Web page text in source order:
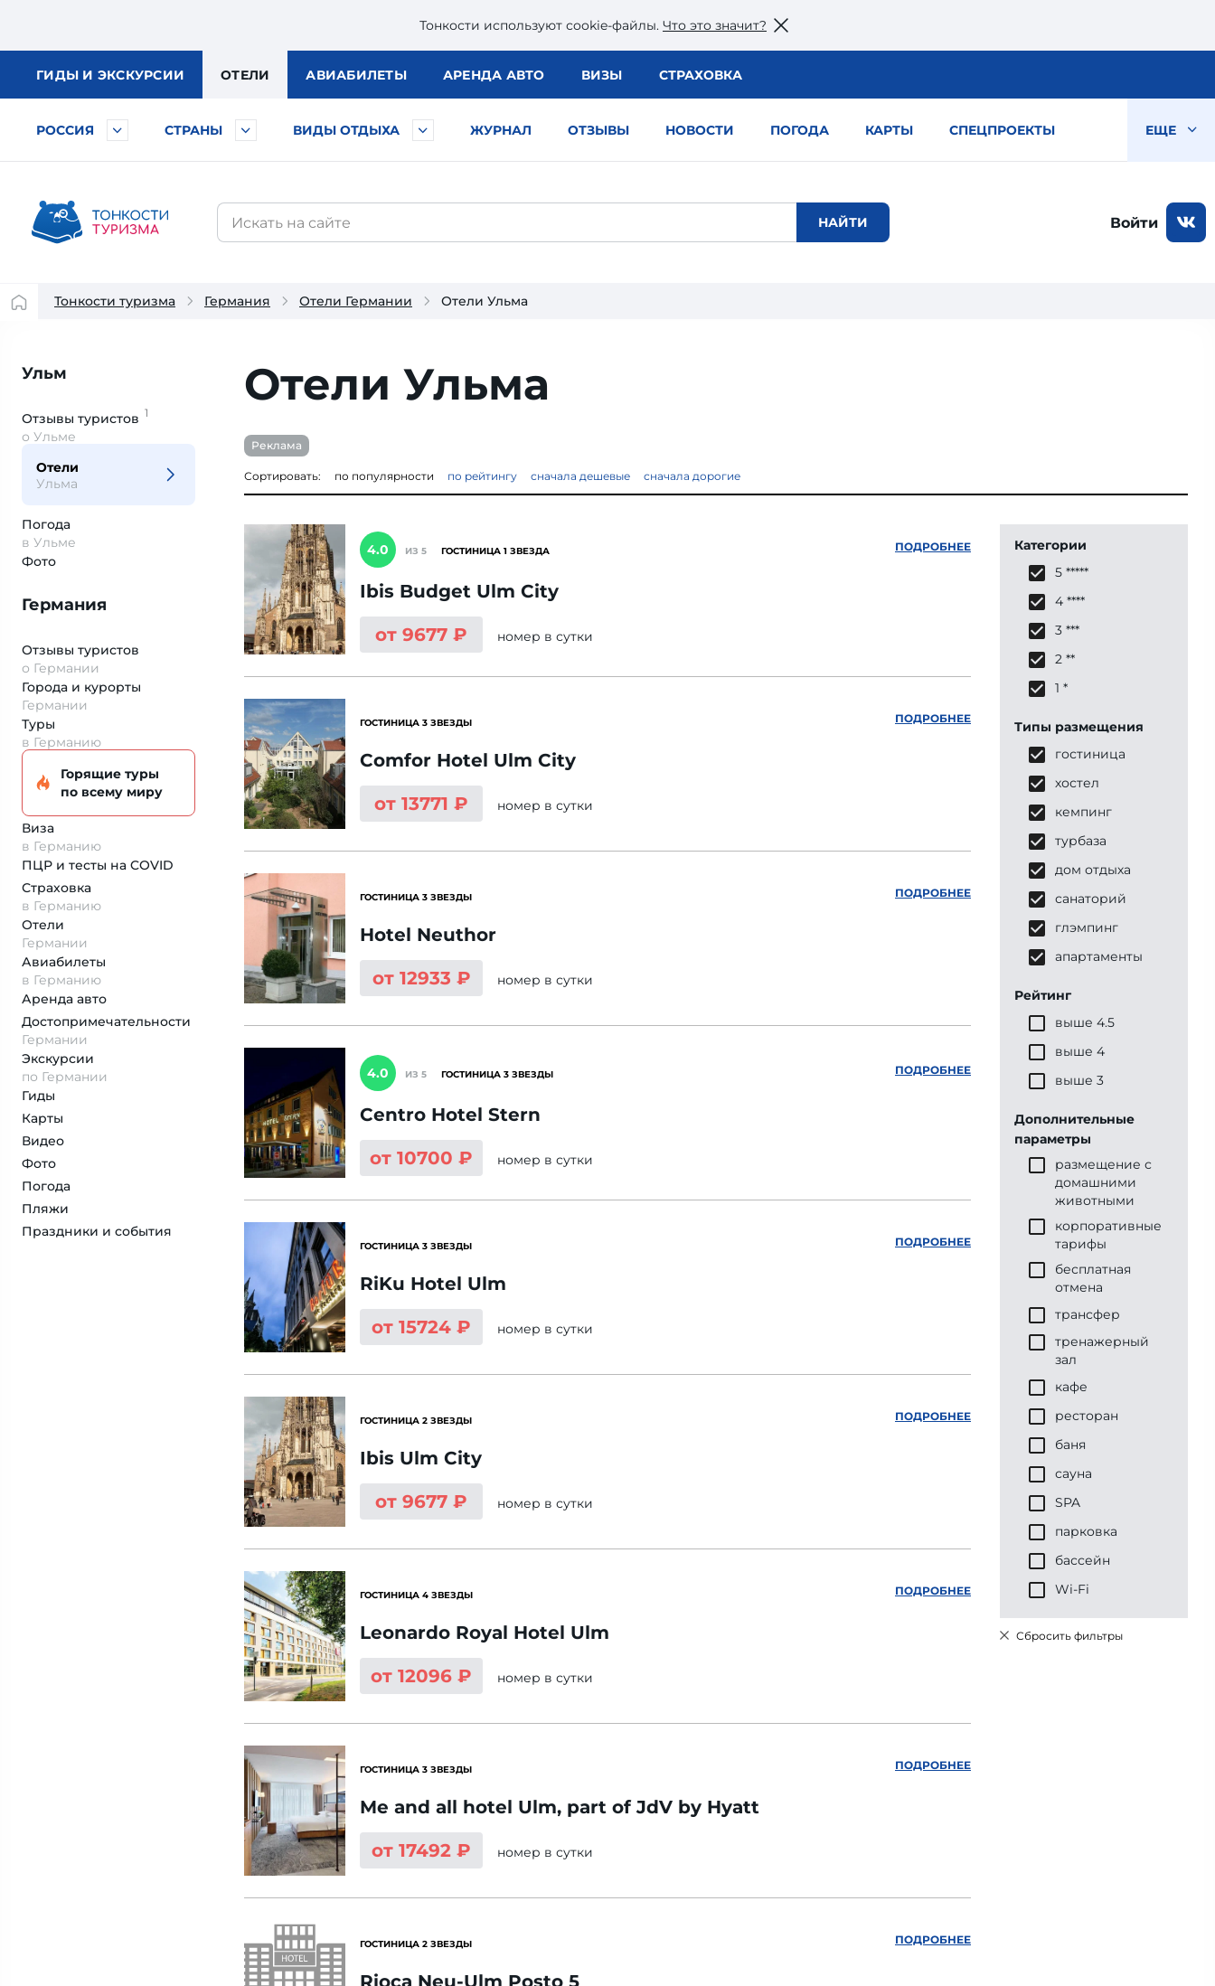
Тонкости используют сookie-файлы. Что это значит?
ГИДЫ И ЭКСКУРСИИ ОТЕЛИ АВИАБИЛЕТЫ АРЕНДА АВТО ВИЗЫ СТРАХОВКА
РОССИЯ СТРАНЫ ВИДЫ ОТДЫХА ЖУРНАЛ ОТЗЫВЫ НОВОСТИ ПОГОДА КАРТЫ СПЕЦПРОЕКТЫ ЕЩЕ
Войти
Тонкости туризма Германия Отели Германии Отели Ульма
Ульм
Отзывы туристов 1
о Ульме
Отели
Ульма
Погода
в Ульме
Фото
Германия
Отзывы туристов
о Германии
Города и курорты
Германии
Туры
в Германию
Горящие туры
по всему миру
Виза
в Германию
ПЦР и тесты на COVID
Страховка
в Германию
Отели
Германии
Авиабилеты
в Германию
Аренда авто
Достопримеча­тельности
Германии
Экскурсии
по Германии
Гиды
Карты
Видео
Фото
Погода
Пляжи
Праздники и события
Отели Ульма
Реклама
Сортировать: по популярности по рейтингу сначала дешевые сначала дорогие
4.0 ИЗ 5 ГОСТИНИЦА 1 ЗВЕЗДА
Ibis Budget Ulm City
от 9677 ₽
номер в сутки
ПОДРОБНЕЕ
ГОСТИНИЦА 3 ЗВЕЗДЫ
Comfor Hotel Ulm City
от 13771 ₽
номер в сутки
ПОДРОБНЕЕ
ГОСТИНИЦА 3 ЗВЕЗДЫ
Hotel Neuthor
от 12933 ₽
номер в сутки
ПОДРОБНЕЕ
4.0 ИЗ 5 ГОСТИНИЦА 3 ЗВЕЗДЫ
Centro Hotel Stern
от 10700 ₽
номер в сутки
ПОДРОБНЕЕ
ГОСТИНИЦА 3 ЗВЕЗДЫ
RiKu Hotel Ulm
от 15724 ₽
номер в сутки
ПОДРОБНЕЕ
ГОСТИНИЦА 2 ЗВЕЗДЫ
Ibis Ulm City
от 9677 ₽
номер в сутки
ПОДРОБНЕЕ
ГОСТИНИЦА 4 ЗВЕЗДЫ
Leonardo Royal Hotel Ulm
от 12096 ₽
номер в сутки
ПОДРОБНЕЕ
ГОСТИНИЦА 3 ЗВЕЗДЫ
Me and all hotel Ulm, part of JdV by Hyatt
от 17492 ₽
номер в сутки
ПОДРОБНЕЕ
ГОСТИНИЦА 2 ЗВЕЗДЫ
Rioca Neu-Ulm Posto 5
ПОДРОБНЕЕ
Категории
5 *****
4 ****
3 ***
2 **
1 *
Типы размещения
гостиница
хостел
кемпинг
турбаза
дом отдыха
санаторий
глэмпинг
апартаменты
Рейтинг
выше 4.5
выше 4
выше 3
Дополнительные
параметры
размещение с
домашними
животными
корпоративные
тарифы
бесплатная
отмена
трансфер
тренажерный
зал
кафе
ресторан
баня
сауна
SPA
парковка
бассейн
Wi-Fi
Сбросить фильтры